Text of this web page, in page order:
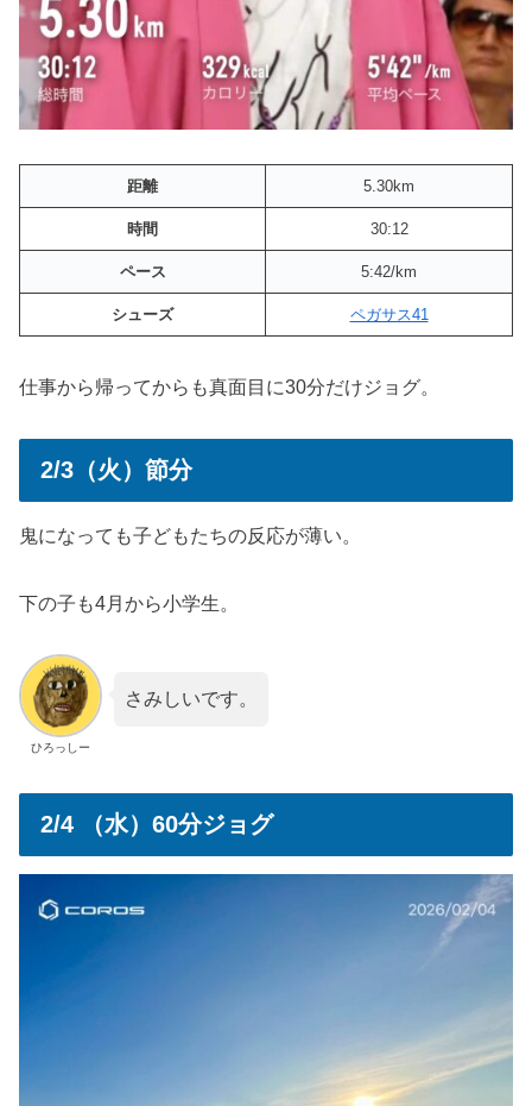
距離 5.30km
時間 30:12
ペース 5:42/km
シューズ ペガサス41
仕事から帰ってからも真面目に30分だけジョグ。
2/3（火）節分
鬼になっても子どもたちの反応が薄い。
下の子も4月から小学生。
ひろっしー
さみしいです。
2/4 （水）60分ジョグ